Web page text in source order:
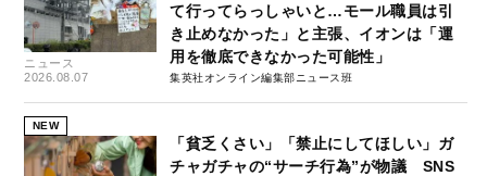
ニュース
2026.08.07
て行ってらっしゃいと…モール職員は引
き止めなかった」と主張、イオンは「運
用を徹底できなかった可能性」
集英社オンライン編集部ニュース班
NEW
「貧乏くさい」「禁止にしてほしい」ガ
チャガチャの“サーチ行為”が物議 SNS